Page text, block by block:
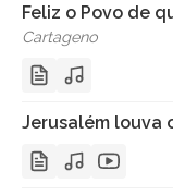
Feliz o Povo de
Cartageno
Jerusalém louva